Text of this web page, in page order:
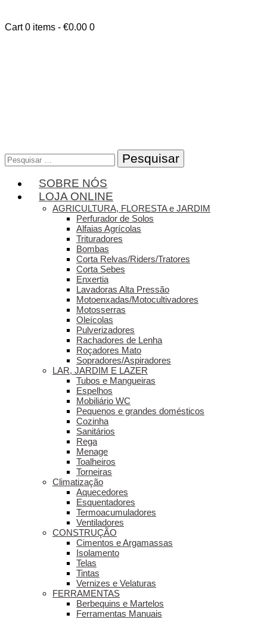
Cart 0 items - €0.00 0
Pesquisar
por:
SOBRE NÓS
LOJA ONLINE
AGRICULTURA, FLORESTA e JARDIM
Perfurador de Solos
Alfaias Agrícolas
Trituradores
Bombas
Corta Relvas/Riders/Tratores
Corta Sebes
Enxertia
Lavadoras Alta Pressão
Motoenxadas/Motocultivadores
Motosserras
Oleícolas
Pulverizadores
Rachadores de Lenha
Roçadores Mato
Sopradores/Aspiradores
LAR, JARDIM E LAZER
Tubos e Mangueiras
Espelhos
Mobiliário WC
Pequenos e grandes domésticos
Cozinha
Sanitários
Rega
Menage
Toalheiros
Torneiras
Climatização
Aquecedores
Esquentadores
Termoacumuladores
Ventiladores
CONSTRUÇÃO
Cimentos e Argamassas
Isolamento
Telas
Tintas
Vernizes e Velaturas
FERRAMENTAS
Berbequins e Martelos
Ferramentas Manuais